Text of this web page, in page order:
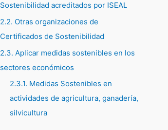
Sostenibilidad acreditados por ISEAL
2.2. Otras organizaciones de
Certificados de Sostenibilidad
2.3. Aplicar medidas sostenibles en los
sectores económicos
2.3.1. Medidas Sostenibles en
actividades de agricultura, ganadería,
silvicultura